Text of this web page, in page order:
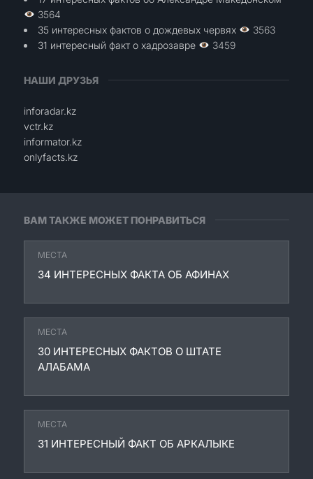
ВАМ ТАКЖЕ МОЖЕТ ПОНРАВИТЬСЯ
МЕСТА
34 ИНТЕРЕСНЫХ ФАКТА ОБ АФИНАХ
МЕСТА
30 ИНТЕРЕСНЫХ ФАКТОВ О ШТАТЕ
АЛАБАМА
МЕСТА
31 ИНТЕРЕСНЫЙ ФАКТ ОБ АРКАЛЫКЕ
3564
35 интересных фактов о дождевых червях
3563
31 интересный факт о хадрозавре
3459
НАШИ ДРУЗЬЯ
inforadar.kz
vctr.kz
informator.kz
onlyfacts.kz